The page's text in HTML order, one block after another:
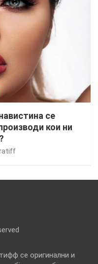
се
кои ни
се оригинални и